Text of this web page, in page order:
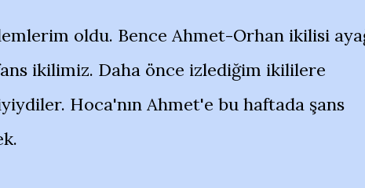
oldu. Bence Ahmet-Orhan ikilisi
ikilimiz. Daha önce izlediğim ikililere
Hoca'nın Ahmet'e bu haftada şans